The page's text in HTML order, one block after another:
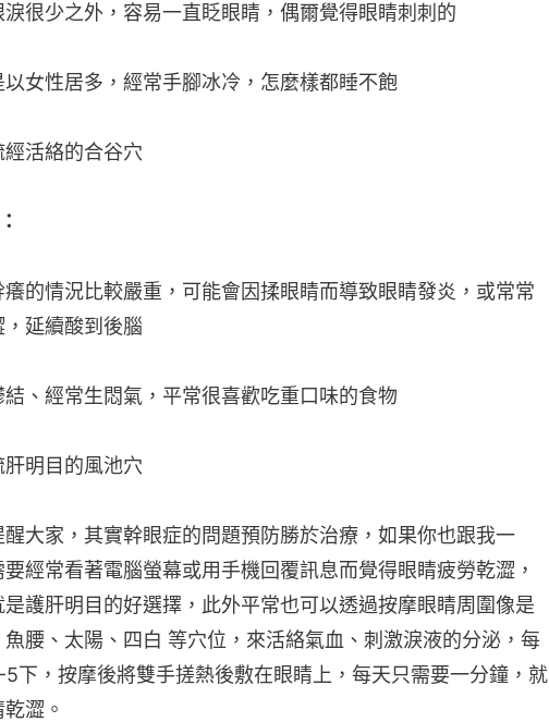
很少之外，容易一直眨眼睛，偶爾覺得眼睛刺刺的
女性居多，經常手腳冰冷，怎麼樣都睡不飽
活絡的合谷穴
的情況比較嚴重，可能會因揉眼睛而導致眼睛發炎，或常常
延續酸到後腦
、經常生悶氣，平常很喜歡吃重口味的食物
明目的風池穴
大家，其實幹眼症的問題預防勝於治療，如果你也跟我一
經常看著電腦螢幕或用手機回覆訊息而覺得眼睛疲勞乾澀，
是護肝明目的好選擇，此外平常也可以透過按摩眼睛周圍像是
魚腰、太陽、四白 等穴位，來活絡氣血、刺激淚液的分泌，每
下，按摩後將雙手搓熱後敷在眼睛上，每天只需要一分鐘，就
澀。